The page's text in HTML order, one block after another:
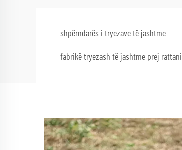
shpërndarës i tryezave të jashtme
fabrikë tryezash të jashtme prej rattani